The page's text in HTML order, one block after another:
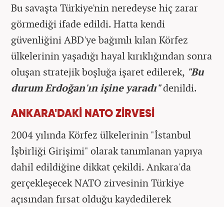
Bu savaşta Türkiye'nin neredeyse hiç zarar
görmediği ifade edildi. Hatta kendi
güvenliğini ABD'ye bağımlı kılan Körfez
ülkelerinin yaşadığı hayal kırıklığından sonra
oluşan stratejik boşluğa işaret edilerek, "Bu
durum Erdoğan'ın işine yaradı"denildi.
ANKARA'DAKİ NATO ZİRVESİ
2004 yılında Körfez ülkelerinin "İstanbul
İşbirliği Girişimi" olarak tanımlanan yapıya
dahil edildiğine dikkat çekildi. Ankara'da
gerçekleşecek NATO zirvesinin Türkiye
açısından fırsat olduğu kaydedilerek